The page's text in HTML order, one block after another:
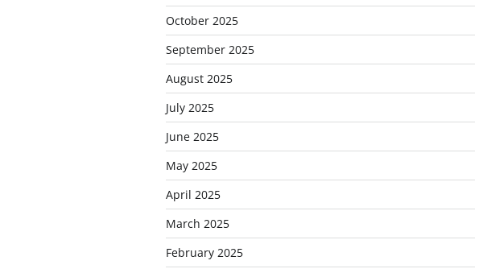
October 2025
September 2025
August 2025
July 2025
June 2025
May 2025
April 2025
March 2025
February 2025